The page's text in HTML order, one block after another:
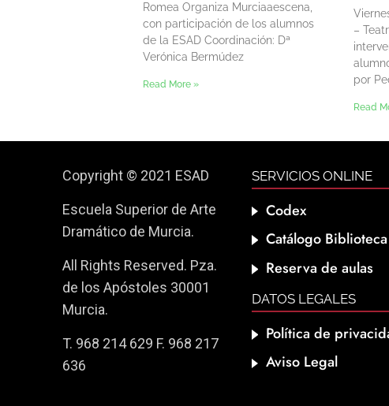
Romea Organiza Murciaaescena,
con participación de los alumnos
de la ESAD Coordinación: Dª
Verónica Bermúdez
Read More »
–
por
Read
Copyright © 2021 ESAD
Escuela Superior de Arte
Dramático de Murcia.
All Rights Reserved. Pza.
de los Apóstoles 30001
Murcia.
T. 968 214 629 F. 968 217
636
SERVICIOS ONLINE
Codex
Catálogo Biblioteca
Reserva de aulas
DATOS LEGALES
Política de
Aviso Legal